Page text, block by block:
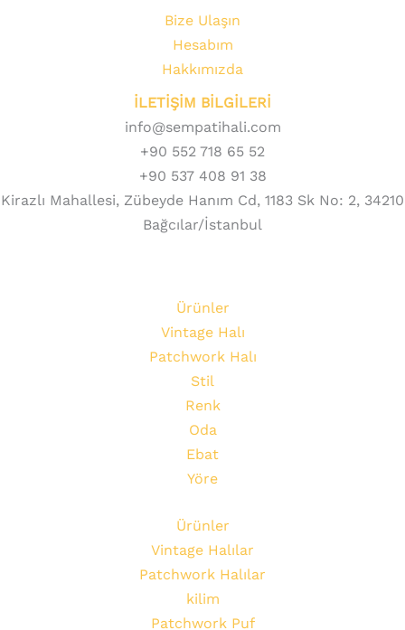
Bize Ulaşın
Hesabım
Hakkımızda
İLETİŞİM BİLGİLERİ
info@sempatihali.com
+90 552 718 65 52
+90 537 408 91 38
Kirazlı Mahallesi, Zübeyde Hanım Cd, 1183 Sk No: 2, 34210
Bağcılar/İstanbul
Ürünler
Vintage Halı
Patchwork Halı
Stil
Renk
Oda
Ebat
Yöre
Ürünler
Vintage Halılar
Patchwork Halılar
kilim
Patchwork Puf